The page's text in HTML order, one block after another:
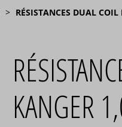
RÉSISTANCES DUAL COIL
KANGER